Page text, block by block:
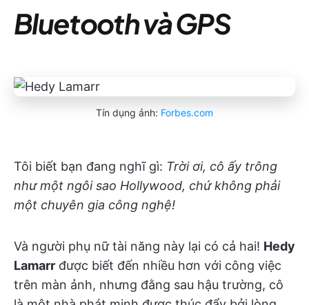
Bluetooth và GPS
Tín dụng ảnh: Forbes.com
Tôi biết bạn đang nghĩ gì: Trời ơi, cô ấy trông
như một ngôi sao Hollywood, chứ không phải
một chuyên gia công nghệ!
Và người phụ nữ tài năng này lại có cả hai! Hedy
Lamarr được biết đến nhiều hơn với công việc
trên màn ảnh, nhưng đằng sau hậu trường, cô